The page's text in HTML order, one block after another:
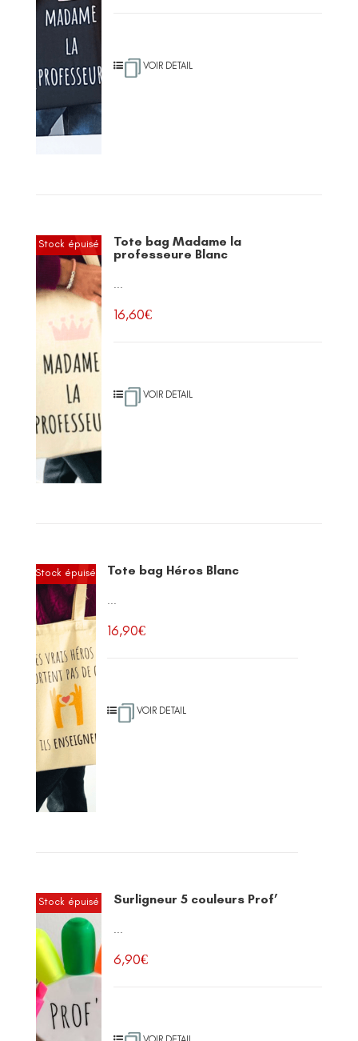
VOIR DETAIL
Stock épuisé
Tote bag Madame la
professeure Blanc
...
16,60€
VOIR DETAIL
Stock épuisé Tote bag Héros Blanc
...
16,90€
VOIR DETAIL
Stock épuisé Surligneur 5 couleurs Prof’
...
6,90€